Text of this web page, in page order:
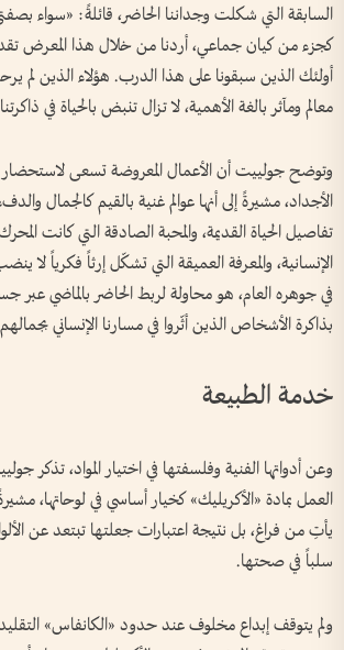
السابقة التي شكلت وجداننا الحاضر، قائلةً: «سواء
كجزء من كيان جماعي، أردنا من خلال هذا المعرض
أولئك الذين سبقونا على هذا الدرب. هؤلاء الذين لم
معالم ومآثر بالغة الأهمية، لا تزال تنبض بالحياة في
وتوضح جولييت أن الأعمال المعروضة تسعى لاستحضار
الأجداد، مشيرةً إلى أنها عوالم غنية بالقيم كالجمال
تفاصيل الحياة القديمة، والمحبة الصادقة التي كانت
الإنسانية، والمعرفة العميقة التي تشكّل إرثاً فكرياً لا
في جوهره العام، هو محاولة لربط الحاضر بالماضي عبر
بذاكرة الأشخاص الذين أثّروا في مسارنا الإنساني
خدمة الطبيعة
وعن أدواتها الفنية وفلسفتها في اختيار المواد، تذكر
العمل بمادة «الأكريليك» كخيار أساسي في لوحاتها،
يأتِ من فراغ، بل نتيجة اعتبارات جعلتها تبتعد عن
سلباً في صحتها.
ولم يتوقف إبداع مخلوف عند حدود «الكانفاس»